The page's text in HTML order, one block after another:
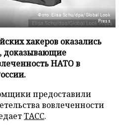
Фото: Elisa Schu/dpa/Global Look
Press
хакеров оказались
доказывающие
НАТО в
предоставили
вовлеченности
ТАСС.